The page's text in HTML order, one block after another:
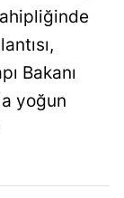
Bakanı
yoğun